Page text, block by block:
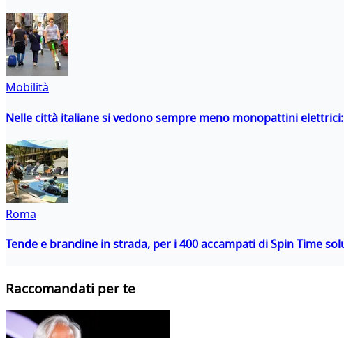
Mobilità
Nelle città italiane si vedono sempre meno monopattini
Roma
Tende e brandine in strada, per i 400 accampati di Spin Time
Raccomandati per te